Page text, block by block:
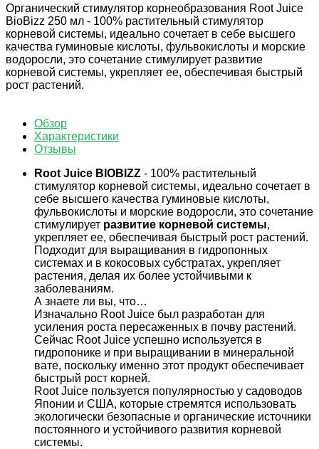
Органический стимулятор корнеобразования Root Juice
BioBizz 250 мл - 100% растительный стимулятор
корневой системы, идеально сочетает в себе высшего
качества гуминовые кислоты, фульвокислоты и морские
водоросли, это сочетание стимулирует развитие
корневой системы, укрепляет ее, обеспечивая быстрый
рост растений.
Обзор
Характеристики
Отзывы
Root Juice BIOBIZZ - 100% растительный
стимулятор корневой системы, идеально сочетает в
себе высшего качества гуминовые кислоты,
фульвокислоты и морские водоросли, это сочетание
стимулирует развитие корневой системы,
укрепляет ее, обеспечивая быстрый рост растений.
Подходит для выращивания в гидропонных
системах и в кокосовых субстратах, укрепляет
растения, делая их более устойчивыми к
заболеваниям.
А знаете ли вы, что…
Изначально Root Juice был разработан для
усиления роста пересаженных в почву растений.
Сейчас Root Juice успешно используется в
гидропонике и при выращивании в минеральной
вате, поскольку именно этот продукт обеспечивает
быстрый рост корней.
Root Juice пользуется популярностью у садоводов
Японии и США, которые стремятся использовать
экологически безопасные и органические источники
постоянного и устойчивого развития корневой
системы.